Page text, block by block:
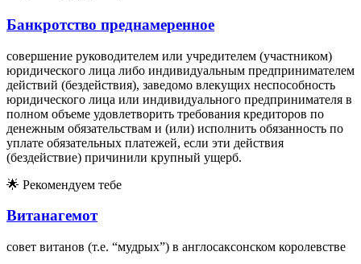
Банкротство преднамеренное
совершение руководителем или учредителем (участником)
юридического лица либо индивидуальным предпринимателем
действий (бездействия), заведомо влекущих неспособность
юридического лица или индивидуального предпринимателя в
полном объеме удовлетворить требования кредиторов по
денежным обязательствам и (или) исполнить обязанность по
уплате обязательных платежей, если эти действия
(бездействие) причинили крупный ущерб.
🌟 Рекомендуем тебе
Витанагемот
совет витанов (т.е. “мудрых”) в англосаксонском королевстве